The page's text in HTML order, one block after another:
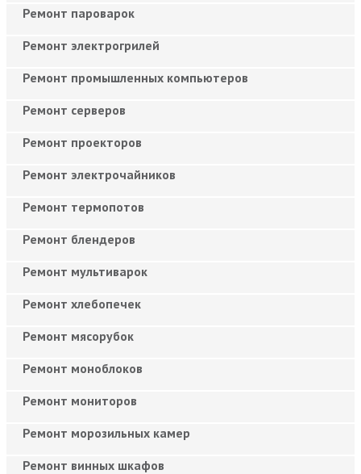
Ремонт пароварок
Ремонт электрогрилей
Ремонт промышленных компьютеров
Ремонт серверов
Ремонт проекторов
Ремонт электрочайников
Ремонт термопотов
Ремонт блендеров
Ремонт мультиварок
Ремонт хлебопечек
Ремонт мясорубок
Ремонт моноблоков
Ремонт мониторов
Ремонт морозильных камер
Ремонт винных шкафов